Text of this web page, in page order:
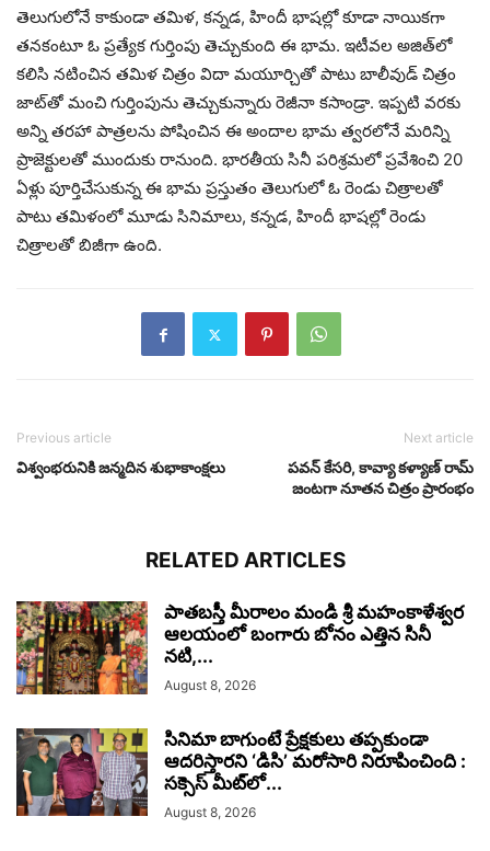
తెలుగులోనే కాకుండా తమిళ, కన్నడ, హిందీ భాషల్లో కూడా నాయికగా
తనకంటూ ఓ ప్రత్యేక గుర్తింపు తెచ్చుకుంది ఈ భామ. ఇటీవల అజిత్‌లో
కలిసి నటించిన తమిళ చిత్రం విదా మయూర్చితో పాటు బాలీవుడ్‌ చిత్రం
జాట్‌తో మంచి గుర్తింపును తెచ్చుకున్నారు రెజీనా కసాండ్రా. ఇప్పటి వరకు
అన్ని తరహా పాత్రలను పోషించిన ఈ అందాల భామ త్వరలోనే మరిన్ని
ప్రాజెక్టులతో ముందుకు రానుంది. భారతీయ సినీ పరిశ్రమలో ప్రవేశించి 20
ఏళ్లు పూర్తిచేసుకున్న ఈ భామ ప్రస్తుతం తెలుగులో ఓ రెండు చిత్రాలతో
పాటు తమిళంలో మూడు సినిమాలు, కన్నడ, హిందీ భాషల్లో రెండు
చిత్రాలతో బిజీగా ఉంది.
Previous article
విశ్వంభరునికి జన్మదిన శుభాకాంక్షలు
Next article
ప‌వ‌న్ కేస‌రి, కావ్యా క‌ళ్యాణ్ రామ్
జంటగా నూతన చిత్రం ప్రారంభం
RELATED ARTICLES
పాతబస్తీ మీరాలం మండి శ్రీ మహంకాళేశ్వర
ఆలయంలో బంగారు బోనం ఎత్తిన సినీ
నటి,...
August 8, 2026
సినిమా బాగుంటే ప్రేక్షకులు తప్పకుండా
ఆదరిస్తారని ‘డిసి’ మరోసారి నిరూపించింది :
సక్సెస్ మీట్‌లో...
August 8, 2026